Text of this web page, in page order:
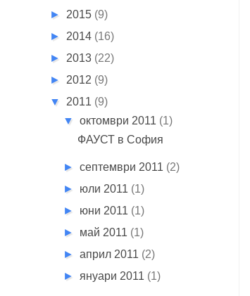
► 2015 (9)
► 2014 (16)
► 2013 (22)
► 2012 (9)
▼ 2011 (9)
▼октомври 2011 (1)
ФАУСТ в София
►септември 2011 (2)
► юли 2011 (1)
► юни 2011 (1)
► май 2011 (1)
►април 2011 (2)
► януари 2011 (1)